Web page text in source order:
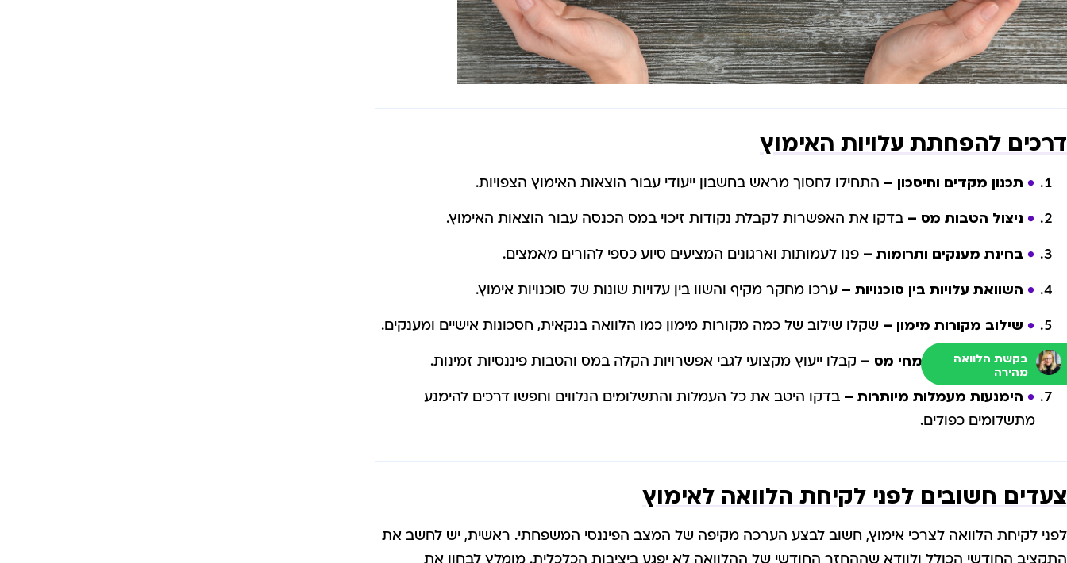
דרכים להפחתת עלויות האימוץ
תכנון מקדים וחיסכון – התחילו לחסוך מראש בחשבון ייעודי עבור הוצאות האימוץ הצפויות.
ניצול הטבות מס – בדקו את האפשרות לקבלת נקודות זיכוי במס הכנסה עבור הוצאות האימוץ.
בחינת מענקים ותרומות – פנו לעמותות וארגונים המציעים סיוע כספי להורים מאמצים.
השוואת עלויות בין סוכנויות – ערכו מחקר מקיף והשוו בין עלויות שונות של סוכנויות אימוץ.
שילוב מקורות מימון – שקלו שילוב של כמה מקורות מימון כמו הלוואה בנקאית, חסכונות אישיים ומענקים.
התייעצות עם מומחי מס – קבלו ייעוץ מקצועי לגבי אפשרויות הקלה במס והטבות פיננסיות זמינות.
הימנעות מעמלות מיותרות – בדקו היטב את כל העמלות והתשלומים הנלווים וחפשו דרכים להימנע
מתשלומים כפולים.
צעדים חשובים לפני לקיחת הלוואה לאימוץ
לפני לקיחת הלוואה לצרכי אימוץ, חשוב לבצע הערכה מקיפה של המצב הפיננסי המשפחתי. ראשית, יש לחשב את
התקציב החודשי הכולל ולוודא שההחזר החודשי של ההלוואה לא יפגע ביציבות הכלכלית. מומלץ לבחון את
בקשת הלוואה
מהירה